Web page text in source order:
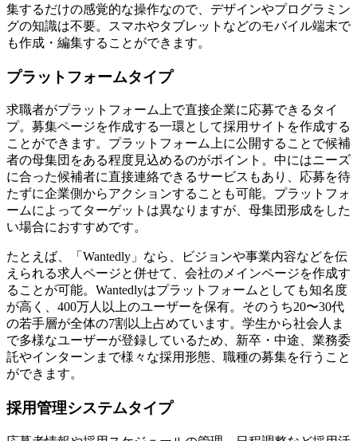
集するだけの感覚的な操作なので、デザインやプログラミン
グの知識は不要。スマホやタブレットなどのモバイル端末で
も作成・編集することができます。
プラットフォームタイプ
求職者がプラットフォーム上で直接企業に応募できるタイ
プ。募集ページを作成する一環として採用サイトを作成する
ことができます。プラットフォーム上に公開することで候補
者の母集団をある程度見込めるのがポイント。中にはニーズ
に合った候補者に直接連絡できるサービスもあり、応募を待
たずに企業側からアクションすることも可能。プラットフォ
ームによってターゲットは異なりますが、母集団形成をした
い場合におすすめです。
たとえば、「Wantedly」なら、ビジョンや事業内容などを伝
えられる求人ページと併せて、会社のメインページを作成す
ることが可能。Wantedlyはプラットフォームとしても知名度
が高く、400万人以上のユーザーを保有。そのうち20〜30代
の若手層が全体の7割以上占めています。学生から社会人ま
で多様なユーザーが登録しているため、新卒・中途、業務委
託やインターンまで様々な採用形態、職種の募集を行うこと
ができます。
採用管理システムタイプ